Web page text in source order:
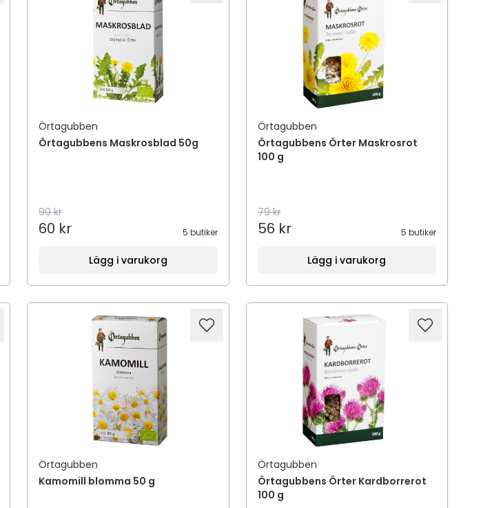
Örtagubben
Örtagubbens Maskrosblad 50g
90 kr
60 kr 5 butiker
Lägg i varukorg
Örtagubben
Örtagubbens Örter Maskrosrot
100 g
79 kr
56 kr 5 butiker
Lägg i varukorg
Örtagubben
Kamomill blomma 50 g
Örtagubben
Örtagubbens Örter Kardborrerot
100 g